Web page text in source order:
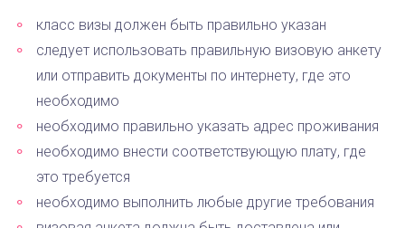
класс визы должен быть правильно указан
следует использовать правильную визовую анкету
или отправить документы по интернету, где это
необходимо
необходимо правильно указать адрес проживания
необходимо внести соответствующую плату, где
это требуется
необходимо выполнить любые другие требования